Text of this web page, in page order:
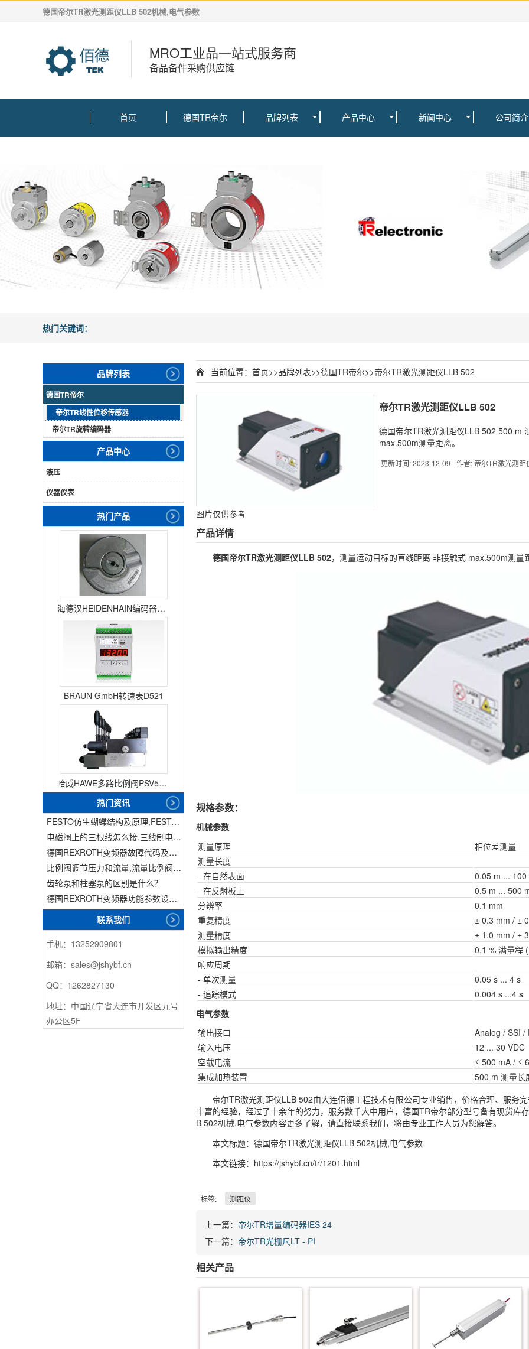
德国帝尔TR激光测距仪LLB 502机械,电气参数
MRO工业品一站式服务商
备品备件采购供应链
首页 德国TR帝尔 品牌列表 产品中心 新闻中心 公司简介
热门关键词：
品牌列表
德国TR帝尔
帝尔TR线性位移传感器
帝尔TR旋转编码器
产品中心
液压
仪器仪表
热门产品
海德汉HEIDENHAIN编码器ERN1387204862S14-70
BRAUN GmbH转速表D521
哈威HAWE多路比例阀PSV51-3
热门资讯
FESTO仿生蝴蝶结构及原理,FESTO仿生蝴蝶具有什么功能
电磁阀上的三根线怎么接,三线制电磁阀接线
德国REXROTH变频器故障代码及故障解决方法
比例阀调节压力和流量,流量比例阀的控制方法
齿轮泵和柱塞泵的区别是什么？
德国REXROTH变频器功能参数设置与操作方法介绍。
联系我们
手机：13252909801
邮箱：sales@jshybf.cn
QQ：1262827130
地址：中国辽宁省大连市开发区九号
办公区5F
当前位置： 首页>>品牌列表>>德国TR帝尔>>帝尔TR激光测距仪LLB 502
图片仅供参考
帝尔TR激光测距仪LLB 502
德国帝尔TR激光测距仪LLB 502 500 m
max.500m测量距离。
更新时间: 2023-12-09 作者: 帝尔TR激光测
产品详情
德国帝尔TR激光测距仪LLB 502，测量运动目标的直线距离 非接触式 max.500m测量
规格参数：
机械参数
测量原理
相位差测量
测量长度
- 在自然表面
0.05 m ... 100
- 在反射板上
0.5 m ... 500
分辨率
0.1 mm
重复精度
± 0.3 mm / ±
测量精度
± 1.0 mm / ±
模拟输出精度
0.1 % 满量程
响应周期
- 单次测量
0.05 s ... 4 s
- 追踪模式
0.004 s ...4 s
电气参数
输出接口
Analog / SSI /
输入电压
12 ... 30 VDC
空载电流
≤ 500 mA / ≤
集成加热装置
500 m 测量长
帝尔TR激光测距仪LLB 502由大连佰德工程技术有限公司专业销售，价格合理、服务
丰富的经验，经过了十余年的努力，服务数千大中用户，德国TR帝尔部分型号备有现货库
B 502机械,电气参数内容更多了解，请直接联系我们，将由专业工作人员为您解答。
本文标题：德国帝尔TR激光测距仪LLB 502机械,电气参数
本文链接：https://jshybf.cn/tr/1201.html
标签: 测距仪
上一篇： 帝尔TR增量编码器IES 24
下一篇： 帝尔TR光栅尺LT - PI
相关产品